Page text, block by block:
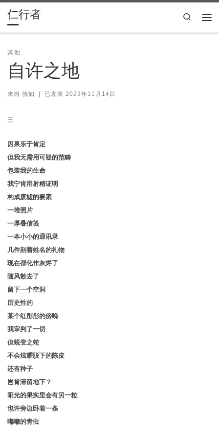
Skip to content
仁行者 Search
其他
自许之地
来自 佛如 已发表 2023年11月14日
三
因果乐于肯定
但我无需用可疑的范畴
包装我的生命
我宁肯用射精证明
构成废墟的要素
一堆照片
一厚叠信笺
一本小小的通讯录
几件刻着姓名的礼物
现在都化作灰烬了
随风散去了
留下一个空洞
历史性的
某个红彤彤的傍晚
我审判了一切
但蜕变之蛇
不会炫耀脱下的陈皮
还有种子
岂肯滞留地下？
阳光的果实里会有另一粒
也许旁边卧着一条
嘟嘟的青虫